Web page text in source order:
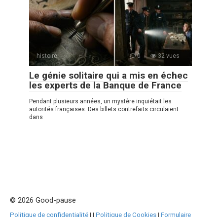
histoire 0 32 vues
Le génie solitaire qui a mis en échec
les experts de la Banque de France
Pendant plusieurs années, un mystère inquiétait les
autorités françaises. Des billets contrefaits circulaient
dans
© 2026 Good-pause
Politique de confidentialité| | Politique de Cookies| Formulaire